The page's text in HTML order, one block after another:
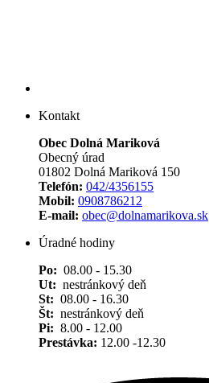
Kontakt
Obec Dolná Mariková
Obecný úrad
01802 Dolná Mariková 150
Telefón: 042/4356155
Mobil: 0908786212
E-mail: obec@dolnamarikova.sk
Úradné hodiny
Po: 08.00 - 15.30
Ut: nestránkový deň
St: 08.00 - 16.30
Št: nestránkový deň
Pi: 8.00 - 12.00
Prestávka: 12.00 -12.30